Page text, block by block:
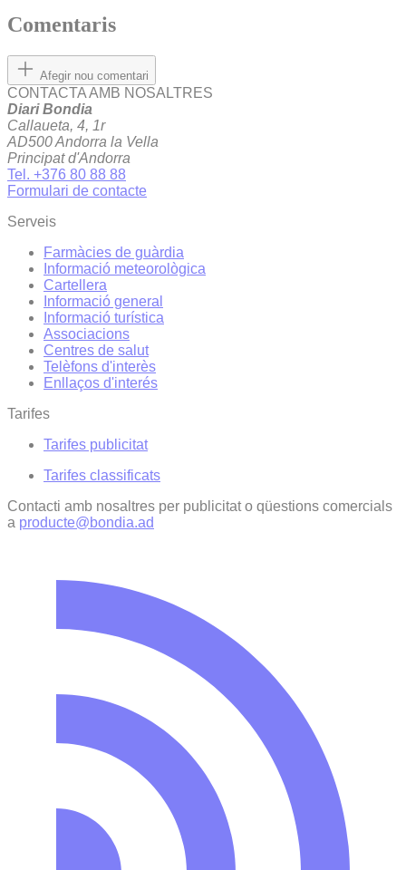
Comentaris
Afegir nou comentari
CONTACTA AMB NOSALTRES
Diari Bondia
Callaueta, 4, 1r
AD500 Andorra la Vella
Principat d'Andorra
Tel. +376 80 88 88
Formulari de contacte
Serveis
Farmàcies de guàrdia
Informació meteorològica
Cartellera
Informació general
Informació turística
Associacions
Centres de salut
Telèfons d'interès
Enllaços d'interés
Tarifes
Tarifes publicitat
Tarifes classificats
Contacti amb nosaltres per publicitat o qüestions comercials
a producte@bondia.ad